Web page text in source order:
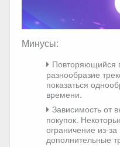
Минусы:
Повторяющийся
разнообразие
показаться
времени.
Зависимость от
покупок.
ограничение из-
дополнительные